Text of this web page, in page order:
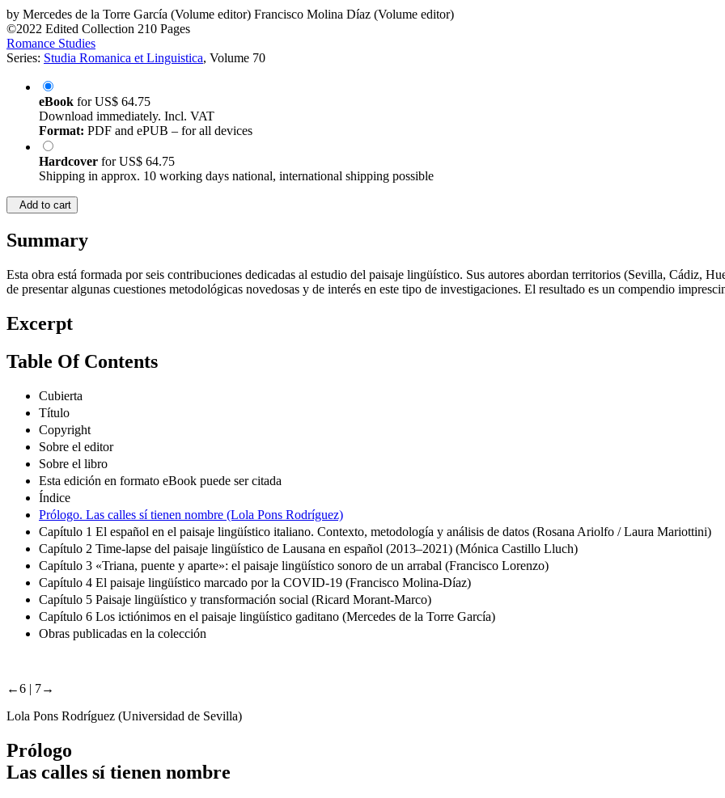
by Mercedes de la Torre García (Volume editor) Francisco Molina Díaz (Volume editor)
©2022 Edited Collection 210 Pages
Romance Studies
Series: Studia Romanica et Linguistica, Volume 70
eBook forUS$ 64.75
Download immediately. Incl. VAT
Format: PDF and ePUB – for all devices
Hardcover forUS$ 64.75
Shipping in approx. 10 working days national, international shipping possible
Add to cart
Summary
Esta obra está formada por seis contribuciones dedicadas al estudio del paisaje lingüístico. Sus autores abordan territorios (Sevilla, Cádiz,
de presentar algunas cuestiones metodológicas novedosas y de interés en este tipo de investigaciones. El resultado es un compendio
Excerpt
Table Of Contents
Cubierta
Título
Copyright
Sobre el editor
Sobre el libro
Esta edición en formato eBook puede ser citada
Índice
Prólogo. Las calles sí tienen nombre (Lola Pons Rodríguez)
Capítulo 1 El español en el paisaje lingüístico italiano. Contexto, metodología y análisis de datos (Rosana Ariolfo / Laura Mariottini)
Capítulo 2 Time-lapse del paisaje lingüístico de Lausana en español (2013–2021) (Mónica Castillo Lluch)
Capítulo 3 «Triana, puente y aparte»: el paisaje lingüístico sonoro de un arrabal (Francisco Lorenzo)
Capítulo 4 El paisaje lingüístico marcado por la COVID-19 (Francisco Molina-Díaz)
Capítulo 5 Paisaje lingüístico y transformación social (Ricard Morant-Marco)
Capítulo 6 Los ictiónimos en el paisaje lingüístico gaditano (Mercedes de la Torre García)
Obras publicadas en la colección
←6 | 7→
Lola Pons Rodríguez (Universidad de Sevilla)
Prólogo
Las calles sí tienen nombre